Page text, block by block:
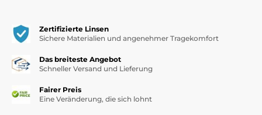
Zertifizierte Linsen
Sichere Materialien und angenehmer Tragekomfort
Das breiteste Angebot
Schneller Versand und Lieferung
Fairer Preis
Eine Veränderung, die sich lohnt